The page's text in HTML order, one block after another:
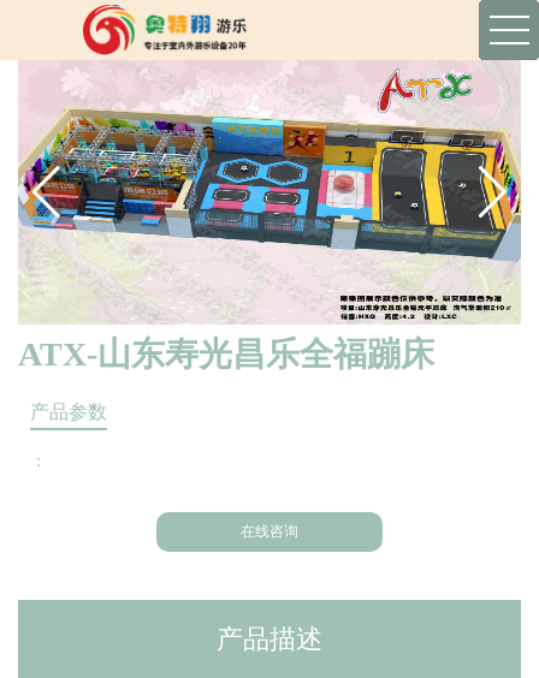
ATX-山东寿光昌乐全福蹦床
产品参数
：
产品描述